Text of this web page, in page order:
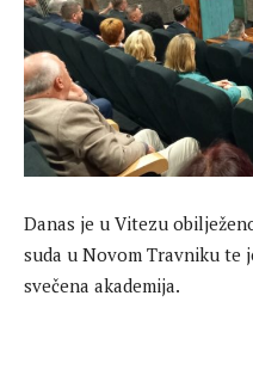
Danas je u Vitezu
suda u Novom Travniku te
svečena akademija.